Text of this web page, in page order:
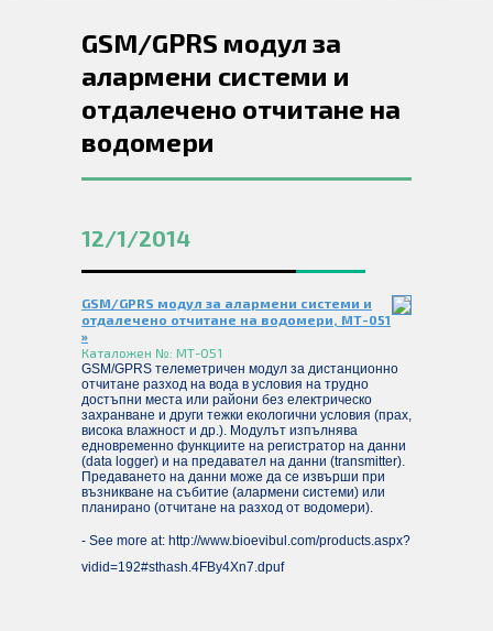
GSM/GPRS модул за
алармени системи и
отдалечено отчитане на
водомери
12/1/2014
GSM/GPRS модул за алармени системи и
отдалечено отчитане на водомери, МТ-051
»
Каталожен №: МТ-051
GSM/GPRS телеметричен модул за дистанционно
отчитане разход на вода в условия на трудно
достъпни места или райони без електрическо
захранване и други тежки екологични условия (прах,
висока влажност и др.). Модулът изпълнява
едновременно функциите на регистратор на данни
(data logger) и на предавател на данни (transmitter).
Предаването на данни може да се извърши при
възникване на събитие (алармени системи) или
планирано (отчитане на разход от водомери).
- See more at: http://www.bioevibul.com/products.aspx?
vidid=192#sthash.4FBy4Xn7.dpuf